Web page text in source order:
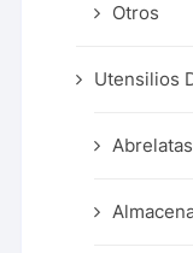
Otros
Utensilios